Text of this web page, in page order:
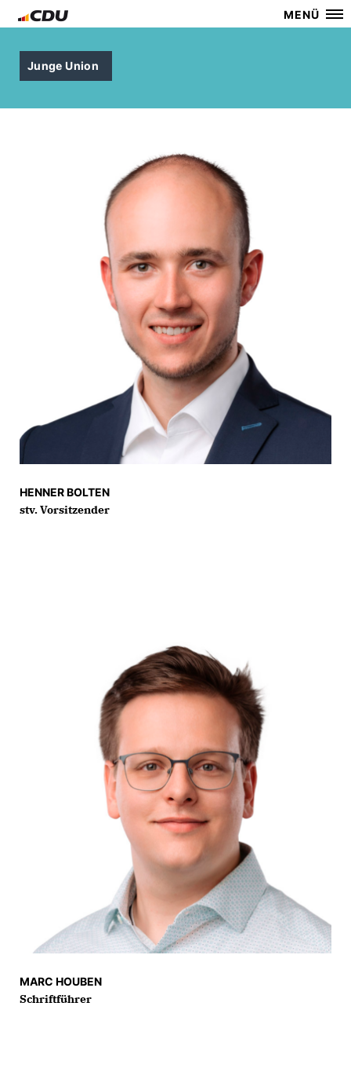
MENÜ
Junge Union
HENNER BOLTEN
stv. Vorsitzender
MARC HOUBEN
Schriftführer